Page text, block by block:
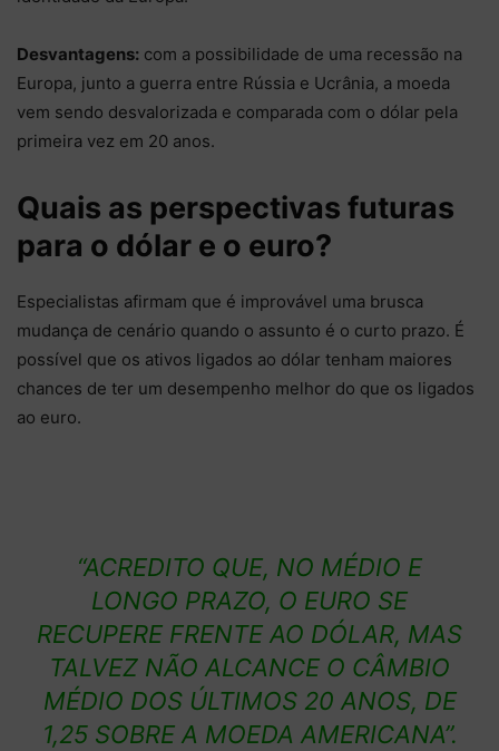
Desvantagens: com a possibilidade de uma recessão na
Europa, junto a guerra entre Rússia e Ucrânia, a moeda
vem sendo desvalorizada e comparada com o dólar pela
primeira vez em 20 anos.
Quais as perspectivas futuras
para o dólar e o euro?
Especialistas afirmam que é improvável uma brusca
mudança de cenário quando o assunto é o curto prazo. É
possível que os ativos ligados ao dólar tenham maiores
chances de ter um desempenho melhor do que os ligados
ao euro.
“ACREDITO QUE, NO MÉDIO E
LONGO PRAZO, O EURO SE
RECUPERE FRENTE AO DÓLAR, MAS
TALVEZ NÃO ALCANCE O CÂMBIO
MÉDIO DOS ÚLTIMOS 20 ANOS, DE
1,25 SOBRE A MOEDA AMERICANA”.